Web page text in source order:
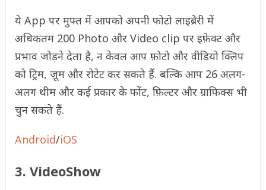
ये App पर मुफ्त में आपको अपनी फोटो लाइब्रेरी में
अधिकतम 200 Photo और Video clip पर इफ़ेक्ट और
प्रभाव जोड़ने देता है, न केवल आप फ़ोटो और वीडियो क्लिप
को ट्रिम, ज़ूम और रोटेट कर सकते हैं. बल्कि आप 26 अलग-
अलग थीम और कई प्रकार के फोंट, फ़िल्टर और ग्राफिक्स भी
चुन सकते हैं.
Android/iOS
3. VideoShow